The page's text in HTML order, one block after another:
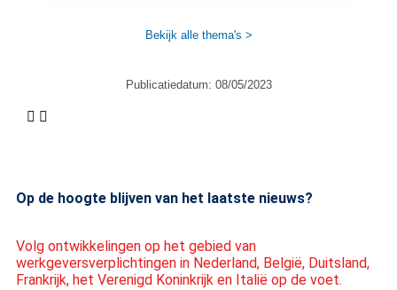
Bekijk alle thema's >
Publicatiedatum: 08/05/2023
Op de hoogte blijven van het laatste nieuws?
Volg ontwikkelingen op het gebied van
werkgeversverplichtingen in Nederland, België, Duitsland,
Frankrijk, het Verenigd Koninkrijk en Italië op de voet.